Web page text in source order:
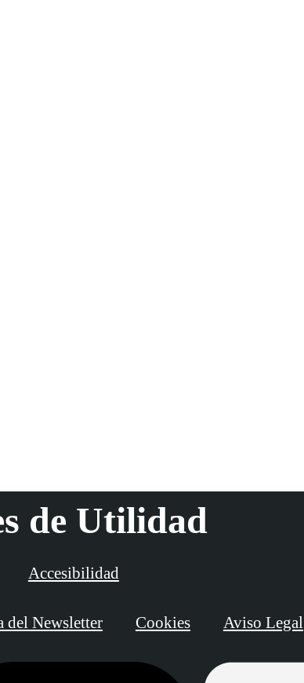
de Utilidad
Accesibilidad
del Newsletter Cookies Aviso Legal